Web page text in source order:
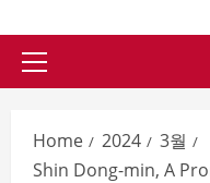
Primary
Home 2024
3월
Shin Dong-min, A